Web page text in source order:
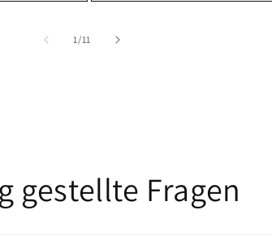
1/von
11
gestellte Fragen